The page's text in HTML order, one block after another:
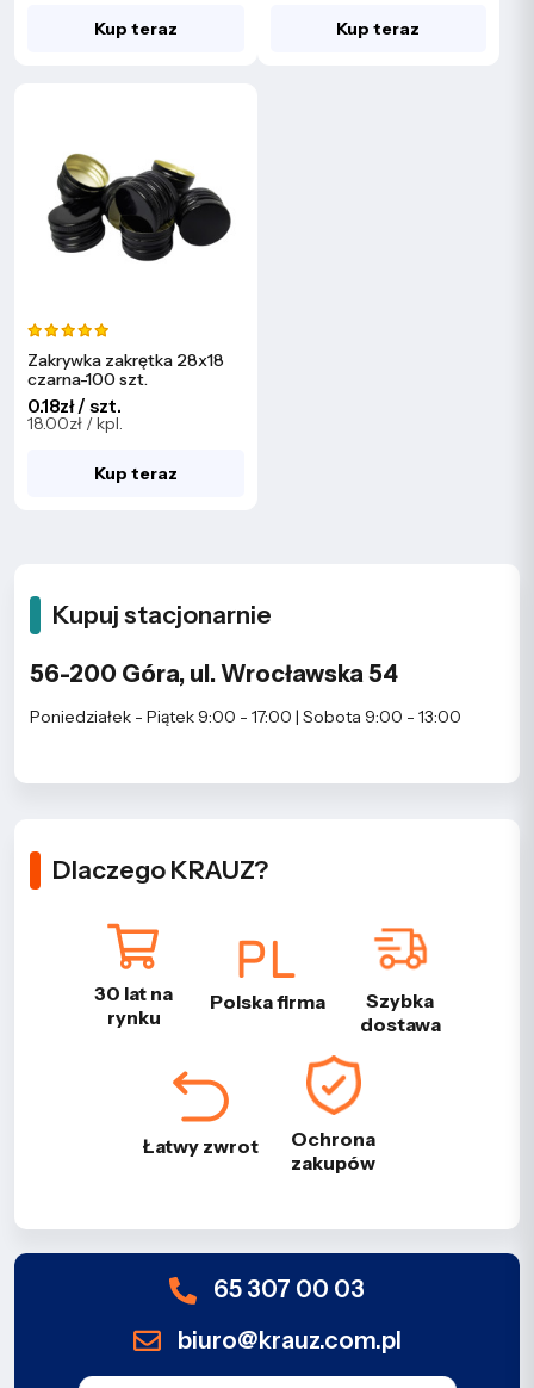
Kup teraz Kup teraz
Zakrywka zakrętka 28x18
czarna-100 szt.
0.18zł / szt.
18.00zł / kpl.
Kup teraz
Kupuj stacjonarnie
56-200 Góra, ul. Wrocławska 54
Poniedziałek - Piątek 9:00 - 17:00 | Sobota 9:00 - 13:00
Dlaczego KRAUZ?
30 lat na
rynku
Polska firma
Szybka
dostawa
Łatwy zwrot
Ochrona
zakupów
65 307 00 03
biuro@krauz.com.pl